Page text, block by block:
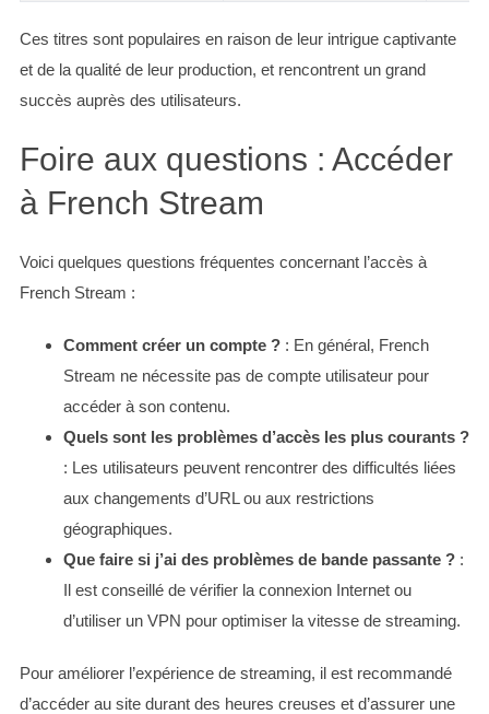
Ces titres sont populaires en raison de leur intrigue captivante
et de la qualité de leur production, et rencontrent un grand
succès auprès des utilisateurs.
Foire aux questions : Accéder
à French Stream
Voici quelques questions fréquentes concernant l’accès à
French Stream :
Comment créer un compte ?: En général, French
Stream ne nécessite pas de compte utilisateur pour
accéder à son contenu.
Quels sont les problèmes d’accès les plus courants ?
: Les utilisateurs peuvent rencontrer des difficultés liées
aux changements d’URL ou aux restrictions
géographiques.
Que faire si j’ai des problèmes de bande passante ?:
Il est conseillé de vérifier la connexion Internet ou
d’utiliser un VPN pour optimiser la vitesse de streaming.
Pour améliorer l’expérience de streaming, il est recommandé
d’accéder au site durant des heures creuses et d’assurer une